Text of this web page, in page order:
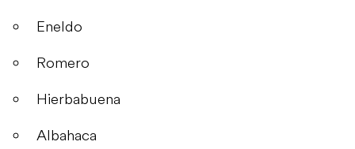
Eneldo
Romero
Hierbabuena
Albahaca